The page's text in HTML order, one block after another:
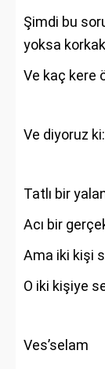
Şimdi bu
yoksa korkak
Ve kaç kere
Ve diyoruz ki:
Tatlı bir
Acı bir
Ama iki kişi
O iki kişiye
Ves’selam